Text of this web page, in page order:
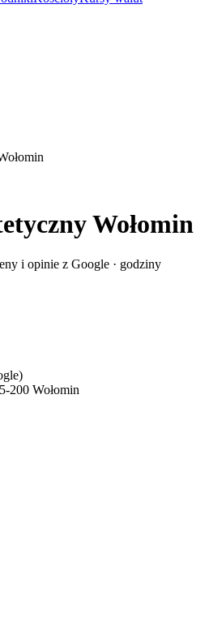
Wołomin
i opinie z Google · godziny
200 Wołomin